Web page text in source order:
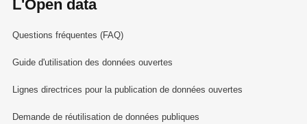
L'Open data
Questions fréquentes (FAQ)
Guide d'utilisation des données ouvertes
Lignes directrices pour la publication de données ouvertes
Demande de réutilisation de données publiques